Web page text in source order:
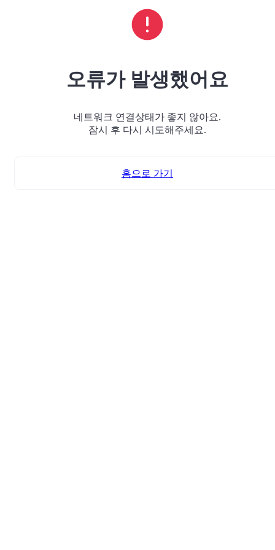
오류가 발생했어요
네트워크 연결상태가 좋지 않아요.
잠시 후 다시 시도해주세요.
홈으로 가기